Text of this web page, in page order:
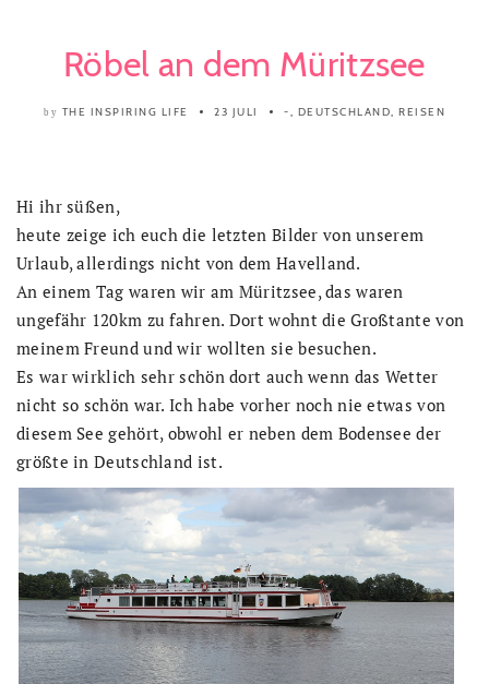
Röbel an dem Müritzsee
by THE INSPIRING LIFE 23 JULI -, DEUTSCHLAND, REISEN
Hi ihr süßen,
heute zeige ich euch die letzten Bilder von unserem
Urlaub, allerdings nicht von dem Havelland.
An einem Tag waren wir am Müritzsee, das waren
ungefähr 120km zu fahren. Dort wohnt die Großtante von
meinem Freund und wir wollten sie besuchen.
Es war wirklich sehr schön dort auch wenn das Wetter
nicht so schön war. Ich habe vorher noch nie etwas von
diesem See gehört, obwohl er neben dem Bodensee der
größte in Deutschland ist.